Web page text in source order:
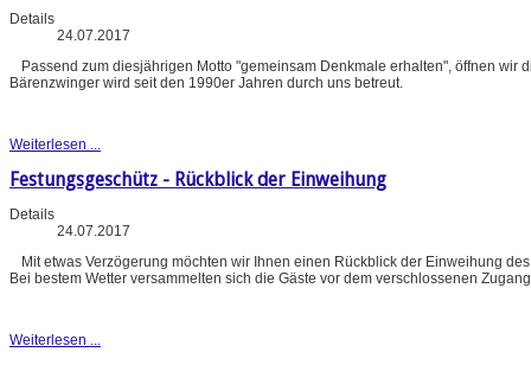
Details
24.07.2017
Passend zum diesjährigen Motto "gemeinsam Denkmale erhalten", öffnen wir
Bärenzwinger wird seit den 1990er Jahren durch uns betreut.
Weiterlesen ...
Festungsgeschütz - Rückblick der Einweihung
Details
24.07.2017
Mit etwas Verzögerung möchten wir Ihnen einen Rückblick der Einweihung
Bei bestem Wetter versammelten sich die Gäste vor dem verschlossenen
Weiterlesen ...